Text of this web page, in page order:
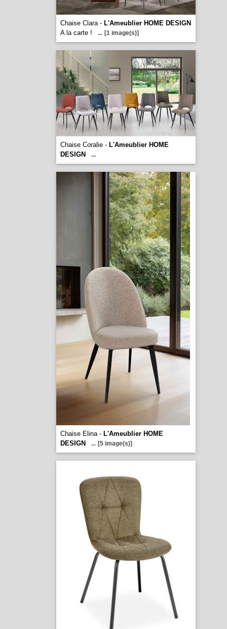
Chaise Clara - L'Ameublier HOME DESIGN
A la carte !
... [1 image(s)]
Chaise Coralie - L'Ameublier HOME
DESIGN
...
Chaise Elina - L'Ameublier HOME
DESIGN
... [5 image(s)]